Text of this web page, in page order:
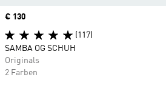
Price
€ 130
(117)
SAMBA OG SCHUH
Originals
2 Farben